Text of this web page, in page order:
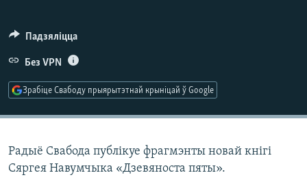
КАЛЯНДАР
НА ХВАЛЯХ СВАБОДЫ
Падзяліцца
Без VPN
Зрабіце Свабоду прыярытэтнай крыніцай ў Google
Радыё Свабода публікуе фрагмэнты новай кнігі
Сяргея Навумчыка «Дзевяноста пяты».